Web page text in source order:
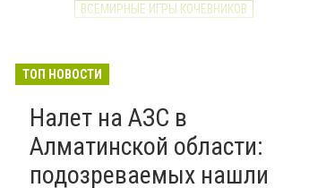
ВСЕМИРНЫЕ ИГРЫ КОЧЕВНИКОВ
новый руководитель
НАЗНАЧЕНИЕ
4 августа
На Капшагайском
водохранилище пять
10:26
4 августа
ТОП НОВОСТИ
Налет на АЗС в
Алматинской области:
подозреваемых нашли